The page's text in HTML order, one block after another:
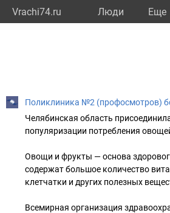
Vrachi74.ru Люди Eще
Поликлиника №2 (профосмотров)
Челябинская область
популяризации потребления
Овощи и фрукты — основа
содержат большое количество
клетчатки и других полезных
Всемирная организация